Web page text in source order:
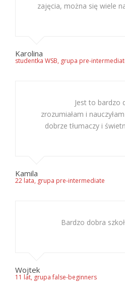
zajęcia, można się wiele
Karolina
studentka WSB, grupa pre-
Jest to bardzo
zrozumiałam i
dobrze tłumaczy i
Kamila
22 lata, grupa pre-intermediate
Bardzo dobra
Wojtek
11 lat, grupa false-beginners